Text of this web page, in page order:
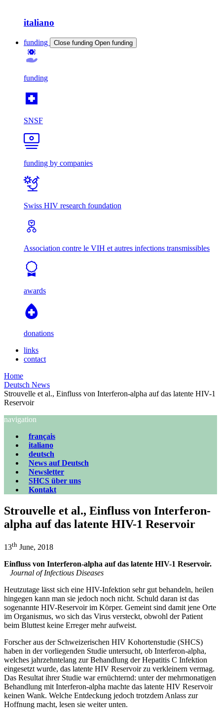
italiano
funding Close funding Open funding
funding
SNSF
funding by companies
Swiss HIV research foundation
Association contre le VIH et autres infections transmissibles
awards
donations
links
contact
Home
Deutsch News
Strouvelle et al., Einfluss von Interferon-alpha auf das latente HIV-1
Reservoir
navigation
français
italiano
deutsch
News auf Deutsch
Newsletter
SHCS über uns
Kontakt
Strouvelle et al., Einfluss von Interferon-
alpha auf das latente HIV-1 Reservoir
13th June, 2018
Einfluss von Interferon-alpha auf das latente HIV-1 Reservoir.
Journal of Infectious Diseases
Heutzutage lässt sich eine HIV-Infektion sehr gut behandeln, heilen
hingegen kann man sie jedoch noch nicht. Schuld daran ist das
sogenannte HIV-Reservoir im Körper. Gemeint sind damit jene Orte
im Organismus, wo sich das Virus versteckt, obwohl der Patient
beim Bluttest keine Erreger mehr aufweist.
Forscher aus der Schweizerischen HIV Kohortenstudie (SHCS)
haben in der vorliegenden Studie untersucht, ob Interferon-alpha,
welches jahrzehntelang zur Behandlung der Hepatitis C Infektion
eingesetzt wurde, das latente HIV Reservoir zu verkleinern vermag.
Das Resultat ihrer Studie war ernüchternd: unter der mehrmonatigen
Behandlung mit Interferon-alpha machte das latente HIV Reservoir
keinen Wank. Welche Entdeckung jedoch trotzdem Anlass zur
Hoffnung macht, lesen sie weiter unten.